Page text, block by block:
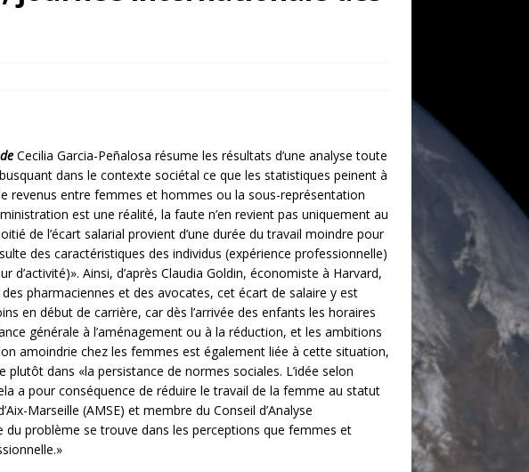
Cecilia Garcia-Peñalosa résume les résultats d’une analyse toute
dans le contexte sociétal ce que les statistiques peinent à
revenus entre femmes et hommes ou la sous-représentation
est une réalité, la faute n’en revient pas uniquement au
de l’écart salarial provient d’une durée du travail moindre pour
des caractéristiques des individus (expérience professionnelle)
d’activité)». Ainsi, d’après Claudia Goldin, économiste à Harvard,
pharmaciennes et des avocates, cet écart de salaire y est
en début de carrière, car dès l’arrivée des enfants les horaires
générale à l’aménagement ou à la réduction, et les ambitions
amoindrie chez les femmes est également liée à cette situation,
dans «la persistance de normes sociales. L’idée selon
a pour conséquence de réduire le travail de la femme au statut
Marseille (AMSE) et membre du Conseil d’Analyse
problème se trouve dans les perceptions que femmes et